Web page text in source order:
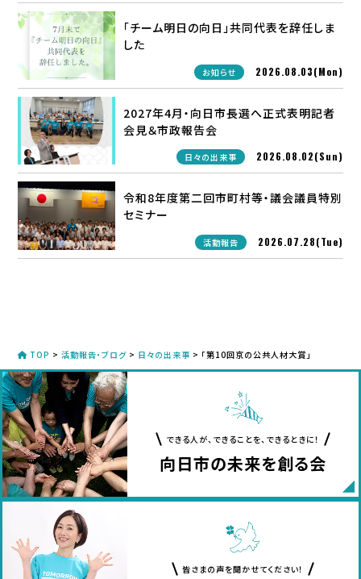
「チーム明日の向日」共同代表を辞任しま
した
お知らせ 2026.08.03(Mon)
2027年4月・向日市長選へ正式表明記者
会見＆市政報告会
日々の出来事 2026.08.02(Sun)
令和8年度第二回市町村等・議会議員特別
セミナー
活動報告 2026.07.28(Tue)
TOP >活動報告・ブログ > 日々の出来事 > 「第10回京の公共人材大賞」
できる人が、できることを、できるときに！
向日市の未来を創る会
皆さまの声を聞かせてください！